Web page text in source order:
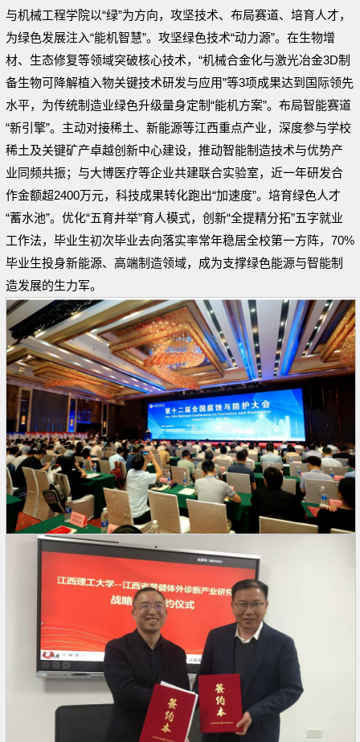
与机械工程学院以“绿”为方向，攻坚技术、布局赛道、培育人才，
为绿色发展注入“能机智慧”。攻坚绿色技术“动力源”。在生物增
材、生态修复等领域突破核心技术，“机械合金化与激光冶金3D制
备生物可降解植入物关键技术研发与应用”等3项成果达到国际领先
水平，为传统制造业绿色升级量身定制“能机方案”。布局智能赛道
“新引擎”。主动对接稀土、新能源等江西重点产业，深度参与学校
稀土及关键矿产卓越创新中心建设，推动智能制造技术与优势产
业同频共振；与大博医疗等企业共建联合实验室，近一年研发合
作金额超2400万元，科技成果转化跑出“加速度”。培育绿色人才
“蓄水池”。优化“五育并举”育人模式，创新“全提精分拓”五字就业
工作法，毕业生初次毕业去向落实率常年稳居全校第一方阵，70%
毕业生投身新能源、高端制造领域，成为支撑绿色能源与智能制
造发展的生力军。